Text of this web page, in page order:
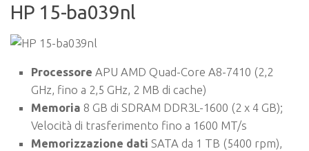
HP 15-ba039nl
Processore APU AMD Quad-Core A8-7410 (2,2
GHz, fino a 2,5 GHz, 2 MB di cache)
Memoria 8 GB di SDRAM DDR3L-1600 (2 x 4 GB);
Velocità di trasferimento fino a 1600 MT/s
Memorizzazione dati SATA da 1 TB (5400 rpm),